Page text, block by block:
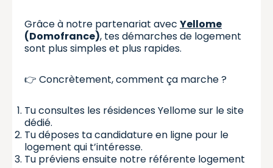
Grâce à notre partenariat avec Yellome
(Domofrance), tes démarches de logement
sont plus simples et plus rapides.
👉 Concrètement, comment ça marche ?
Tu consultes les résidences Yellome sur le site
dédié.
Tu déposes ta candidature en ligne pour le
logement qui t’intéresse.
Tu préviens ensuite notre référente logement